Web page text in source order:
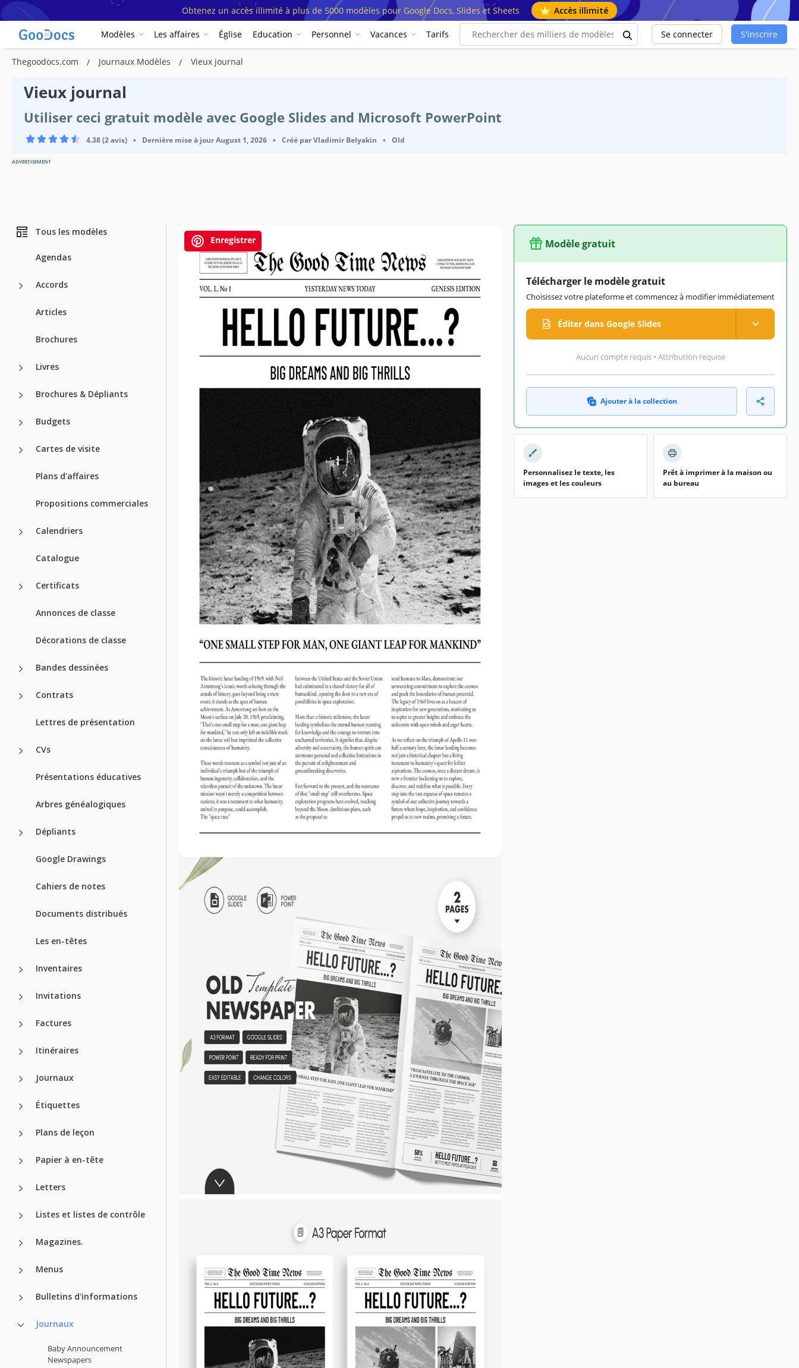
Obtenez un accès illimité à plus de 5000 modèles pour Google Docs, Slides et Sheets Accès illimité
Modèles Les affaires Église Education Personnel Vacances Tarifs Se connecter S'inscrire
Thegoodocs.com Journaux Modèles Vieux journal
Vieux journal
Utiliser ceci gratuit modèle avec Google Slides and Microsoft PowerPoint
4.38 (2 avis) • Dernière mise à jourAugust 1, 2026 • Créé parVladimir Belyakin • Old
ADVERTISEMENT
Tous les modèles
Agendas
Accords
Articles
Brochures
Livres
Brochures & Dépliants
Budgets
Cartes de visite
Plans d'affaires
Propositions commerciales
Calendriers
Catalogue
Certificats
Annonces de classe
Décorations de classe
Bandes dessinées
Contrats
Lettres de présentation
CVs
Présentations éducatives
Arbres généalogiques
Dépliants
Google Drawings
Cahiers de notes
Documents distribués
Les en-têtes
Inventaires
Invitations
Factures
Itinéraires
Journaux
Étiquettes
Plans de leçon
Papier à en-tête
Letters
Listes et listes de contrôle
Magazines.
Menus
Bulletins d'informations
Journaux
Baby Announcement
Newspapers
Enregistrer Modèle gratuit
Télécharger le modèle gratuit
Choisissez votre plateforme et commencez à modifier immédiatement
Éditer dans Google Slides
Aucun compte requis • Attribution requise
Ajouter à la collection
Personnalisez le texte, les
images et les couleurs
Prêt à imprimer à la maison ou
au bureau